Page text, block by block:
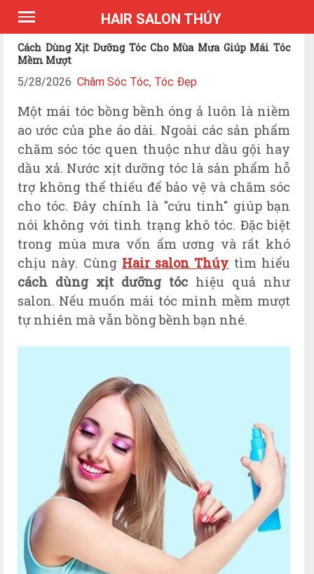
*Expires Headers
HAIR SALON THÚY
Cách Dùng Xịt Dưỡng Tóc Cho Mùa Mưa Giúp Mái Tóc
Mềm Mượt
5/28/2026 Chăm Sóc Tóc, Tóc Đẹp
Một mái tóc bồng bềnh óng ả luôn là niềm
ao ước của phe áo dài. Ngoài các sản phẩm
chăm sóc tóc quen thuộc như dầu gội hay
dầu xả. Nước xịt dưỡng tóc là sản phẩm hỗ
trợ không thể thiếu để bảo vệ và chăm sóc
cho tóc.Đây chính là "cứu tinh" giúp bạn
nói không với tình trạng khô tóc. Đặc biệt
trong mùa mưa vốn ẩm ương và rất khó
chịu này. Cùng Hair salon Thúy tìm hiểu
cách dùng xịt dưỡng tóc hiệu quả như
salon. Nếu muốn mái tóc mình mềm mượt
tự nhiên mà vẫn bồng bềnh bạn nhé.